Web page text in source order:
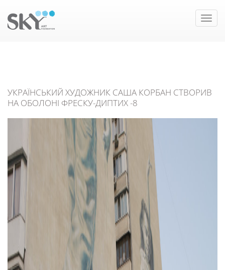
Toggle
УКРАЇНСЬКИЙ ХУДОЖНИК САША КОРБАН СТВОРИВ
НА ОБОЛОНІ ФРЕСКУ-ДИПТИХ -8